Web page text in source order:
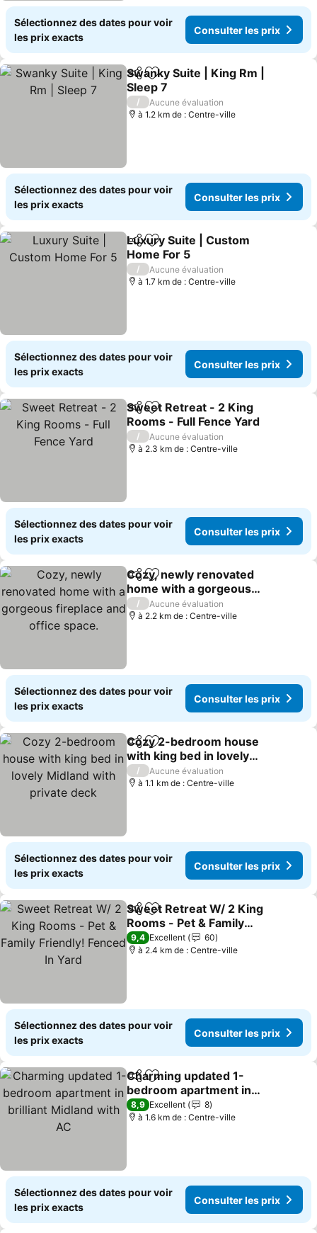
Sélectionnez des dates pour voir
les prix exacts
Consulter les prix
PartagerAjouter à mes favoris
Swanky Suite | King Rm |
Sleep 7
/
Aucune évaluation
à 1.2 km de : Centre-ville
Sélectionnez des dates pour voir
les prix exacts
Consulter les prix
PartagerAjouter à mes favoris
Luxury Suite | Custom
Home For 5
/
Aucune évaluation
à 1.7 km de : Centre-ville
Sélectionnez des dates pour voir
les prix exacts
Consulter les prix
PartagerAjouter à mes favoris
Sweet Retreat - 2 King
Rooms - Full Fence Yard
/
Aucune évaluation
à 2.3 km de : Centre-ville
Sélectionnez des dates pour voir
les prix exacts
Consulter les prix
PartagerAjouter à mes favoris
Cozy, newly renovated
home with a gorgeous
fireplace and office
space.
/
Aucune évaluation
à 2.2 km de : Centre-ville
Sélectionnez des dates pour voir
les prix exacts
Consulter les prix
PartagerAjouter à mes favoris
Cozy 2-bedroom house
with king bed in lovely
Midland with private deck
/
Aucune évaluation
à 1.1 km de : Centre-ville
Sélectionnez des dates pour voir
les prix exacts
Consulter les prix
PartagerAjouter à mes favoris
Sweet Retreat W/ 2 King
Rooms - Pet & Family
Friendly! Fenced In Yard
9,4 Excellent
60
à 2.4 km de : Centre-ville
Sélectionnez des dates pour voir
les prix exacts
Consulter les prix
PartagerAjouter à mes favoris
Charming updated 1-
bedroom apartment in
brilliant Midland with AC
8,9 Excellent
8
à 1.6 km de : Centre-ville
Sélectionnez des dates pour voir
les prix exacts
Consulter les prix